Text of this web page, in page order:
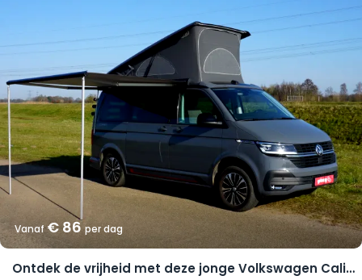
Vanaf€ 86per dag
Ontdek de vrijheid met deze jonge Volkswagen California Coast